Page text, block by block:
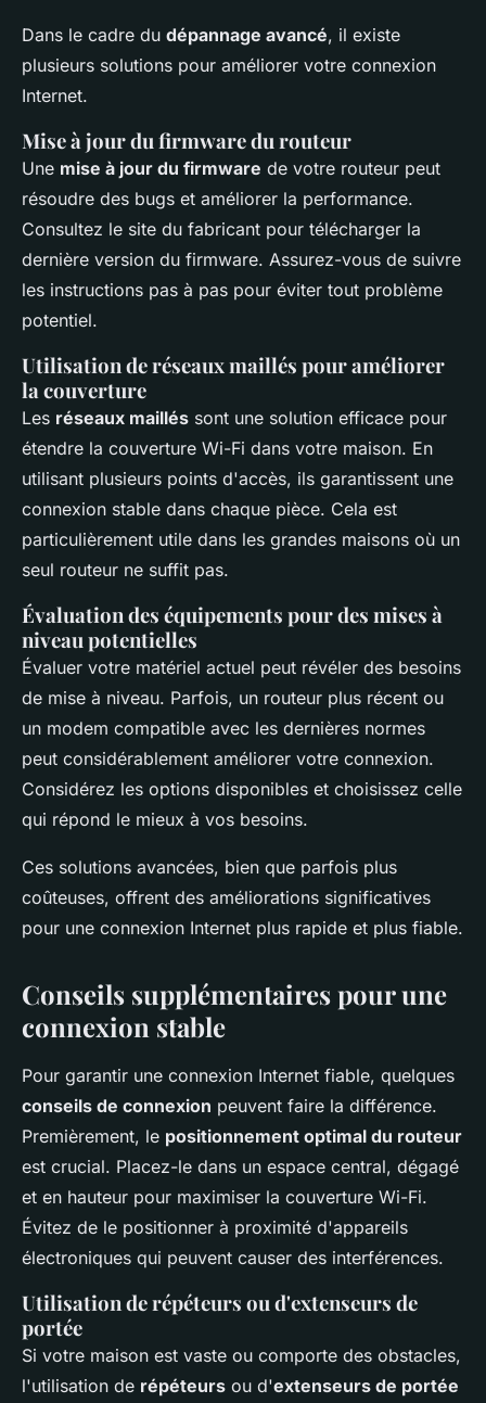
Dans le cadre du dépannage avancé, il existe
plusieurs solutions pour améliorer votre connexion
Internet.
Mise à jour du firmware du routeur
Une mise à jour du firmware de votre routeur peut
résoudre des bugs et améliorer la performance.
Consultez le site du fabricant pour télécharger la
dernière version du firmware. Assurez-vous de suivre
les instructions pas à pas pour éviter tout problème
potentiel.
Utilisation de réseaux maillés pour améliorer
la couverture
Les réseaux maillés sont une solution efficace pour
étendre la couverture Wi-Fi dans votre maison. En
utilisant plusieurs points d'accès, ils garantissent une
connexion stable dans chaque pièce. Cela est
particulièrement utile dans les grandes maisons où un
seul routeur ne suffit pas.
Évaluation des équipements pour des mises à
niveau potentielles
Évaluer votre matériel actuel peut révéler des besoins
de mise à niveau. Parfois, un routeur plus récent ou
un modem compatible avec les dernières normes
peut considérablement améliorer votre connexion.
Considérez les options disponibles et choisissez celle
qui répond le mieux à vos besoins.
Ces solutions avancées, bien que parfois plus
coûteuses, offrent des améliorations significatives
pour une connexion Internet plus rapide et plus fiable.
Conseils supplémentaires pour une
connexion stable
Pour garantir une connexion Internet fiable, quelques
conseils de connexion peuvent faire la différence.
Premièrement, le positionnement optimal du routeur
est crucial. Placez-le dans un espace central, dégagé
et en hauteur pour maximiser la couverture Wi-Fi.
Évitez de le positionner à proximité d'appareils
électroniques qui peuvent causer des interférences.
Utilisation de répéteurs ou d'extenseurs de
portée
Si votre maison est vaste ou comporte des obstacles,
l'utilisation de répéteurs ou d'extenseurs de portée